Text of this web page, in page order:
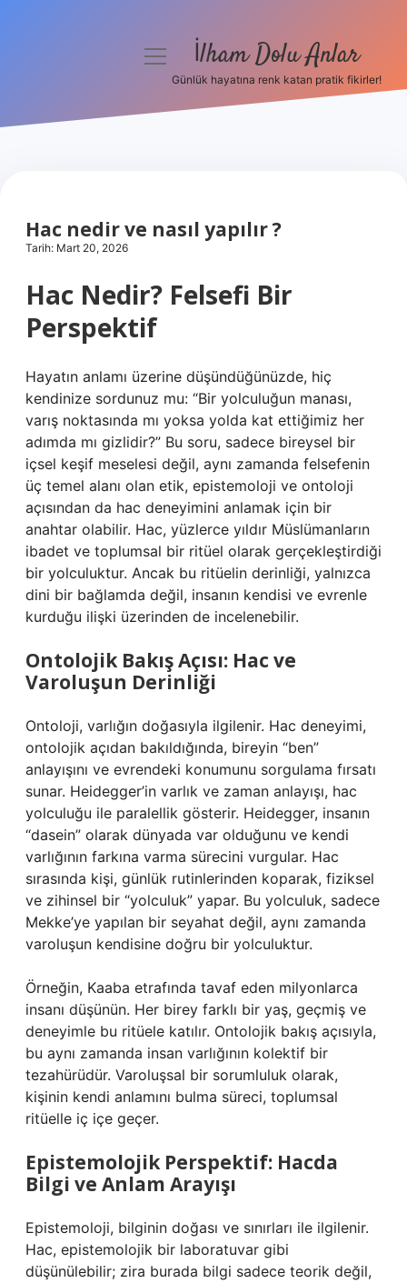
Hakkımızda
menüyü İlham Dolu Anlar
Günlük hayatına renk katan pratik fikirler!
Hac nedir ve nasıl yapılır ?
Tarih: Mart 20, 2026
Hac Nedir? Felsefi Bir
Perspektif
Hayatın anlamı üzerine düşündüğünüzde, hiç
kendinize sordunuz mu: “Bir yolculuğun manası,
varış noktasında mı yoksa yolda kat ettiğimiz her
adımda mı gizlidir?” Bu soru, sadece bireysel bir
içsel keşif meselesi değil, aynı zamanda felsefenin
üç temel alanı olan etik, epistemoloji ve ontoloji
açısından da hac deneyimini anlamak için bir
anahtar olabilir. Hac, yüzlerce yıldır Müslümanların
ibadet ve toplumsal bir ritüel olarak gerçekleştirdiği
bir yolculuktur. Ancak bu ritüelin derinliği, yalnızca
dini bir bağlamda değil, insanın kendisi ve evrenle
kurduğu ilişki üzerinden de incelenebilir.
Ontolojik Bakış Açısı: Hac ve
Varoluşun Derinliği
Ontoloji, varlığın doğasıyla ilgilenir. Hac deneyimi,
ontolojik açıdan bakıldığında, bireyin “ben”
anlayışını ve evrendeki konumunu sorgulama fırsatı
sunar. Heidegger’in varlık ve zaman anlayışı, hac
yolculuğu ile paralellik gösterir. Heidegger, insanın
“dasein” olarak dünyada var olduğunu ve kendi
varlığının farkına varma sürecini vurgular. Hac
sırasında kişi, günlük rutinlerinden koparak, fiziksel
ve zihinsel bir “yolculuk” yapar. Bu yolculuk, sadece
Mekke’ye yapılan bir seyahat değil, aynı zamanda
varoluşun kendisine doğru bir yolculuktur.
Örneğin, Kaaba etrafında tavaf eden milyonlarca
insanı düşünün. Her birey farklı bir yaş, geçmiş ve
deneyimle bu ritüele katılır. Ontolojik bakış açısıyla,
bu aynı zamanda insan varlığının kolektif bir
tezahürüdür. Varoluşsal bir sorumluluk olarak,
kişinin kendi anlamını bulma süreci, toplumsal
ritüelle iç içe geçer.
Epistemolojik Perspektif: Hacda
Bilgi ve Anlam Arayışı
Epistemoloji, bilginin doğası ve sınırları ile ilgilenir.
Hac, epistemolojik bir laboratuvar gibi
düşünülebilir; zira burada bilgi sadece teorik değil,